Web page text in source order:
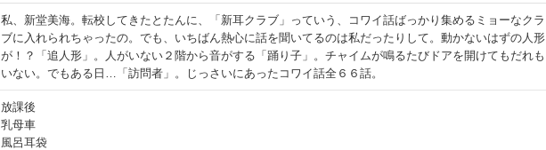
私、新堂美海。転校してきたとたんに、「新耳クラブ」っていう、コワイ話ばっかり集めるミョーなクラ
ブに入れられちゃったの。でも、いちばん熱心に話を聞いてるのは私だったりして。動かないはずの人形
が！？「追人形」。人がいない２階から音がする「踊り子」。チャイムが鳴るたびドアを開けてもだれも
いない。でもある日…「訪問者」。じっさいにあったコワイ話全６６話。
放課後
乳母車
風呂耳袋